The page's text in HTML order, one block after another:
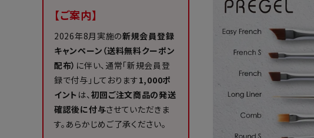
【ご案内】
2026年8月実施の新規会員登録
キャンペーン（送料無料クーポン
配布） に伴い、通常「新規会員登
録で付与」しております1,000ポ
イント は、初回ご注文商品の発送
確認後に付与させていただきま
す。あらかじめご了承ください。